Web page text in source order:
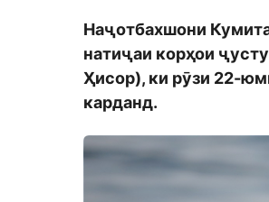
Наҷотбахшони
натиҷаи корҳои
Ҳисор), ки рӯзи 22-
карданд.